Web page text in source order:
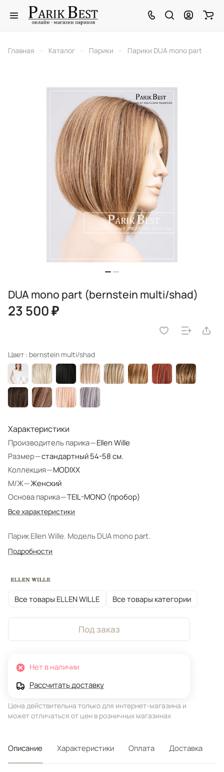
Главная – Каталог – Парики – Парики DUA mono part
DUA mono part (bernstein multi/shad)
23 500 ₽
Цвет : bernstein multi/shad
Характеристики
Производитель парика—Ellen Wille
Размер—стандартный 54-58 см.
Коллекция—MODIXX
М/Ж—Женский
Основа парика—TEIL-MONO (пробор)
Все характеристики
Парик Ellen Wille. Модель DUA mono part.
Подробности
Все товары ELLEN WILLE Все товары категории
Под заказ
Нет в наличии
Рассчитать доставку
Цена действительна только для интернет-магазина и
может отличаться от цен в розничных магазинах
Описание Характеристики Оплата Доставка